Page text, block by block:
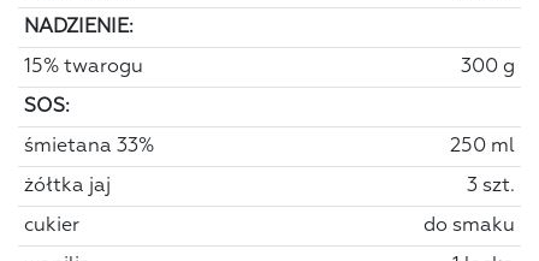
NADZIENIE:
15% twarogu 300 g
SOS:
śmietana 33% 250 ml
żółtka jaj 3 szt.
cukier do smaku